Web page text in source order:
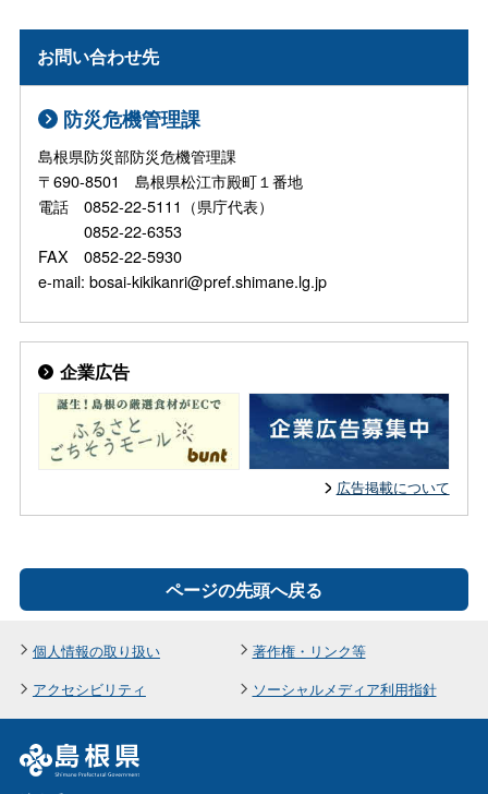
お問い合わせ先
防災危機管理課
島根県防災部防災危機管理課
〒690-8501 島根県松江市殿町１番地
電話 0852-22-5111（県庁代表）
0852-22-6353
FAX 0852-22-5930
e-mail: bosai-kikikanri@pref.shimane.lg.jp
企業広告
広告掲載について
ページの先頭へ戻る
個人情報の取り扱い
著作権・リンク等
アクセシビリティ
ソーシャルメディア利用指針